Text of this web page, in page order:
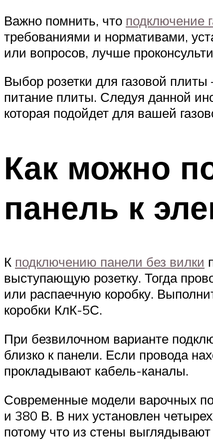
Важно помнить, что подключение
требованиями и нормативами,
или вопросов, лучше
Выбор розетки для газовой
питание плиты. Следуя данной
которая подойдет для вашей
Как можно
панель к
К подключению панели без вилки
выступающую розетку. Тогда
или распаечную коробку.
коробки КлК-5С.
При безвилочном варианте
близко к панели. Если провода
прокладывают кабель-каналы.
Современные модели варочных
и 380 В. В них установлен
потому что из стены выглядывают